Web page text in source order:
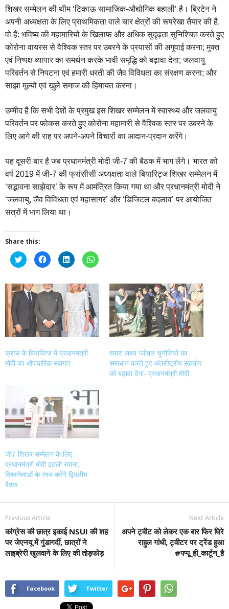
शिखर सम्मेलन की थीम ‘टिकाऊ सामाजिक-औद्योगिक बहाली’ है। ब्रिटेन ने
अपनी अध्यक्षता के लिए प्राथमिकता वाले चार क्षेत्रों की रूपरेखा तैयार की है,
वो हैं: भविष्य की महामारियों के खिलाफ और अधिक सुदृढ़ता सुनिश्चित करते हुए
कोरोना वायरस से वैश्विक स्‍तर पर उबरने के प्रयासों की अगुवाई करना; मुक्त
एवं निष्पक्ष व्यापार का समर्थन करके भावी समृद्धि को बढ़ावा देना; जलवायु
परिवर्तन से निपटना एवं हमारी धरती की जैव विविधता का संरक्षण करना; और
साझा मूल्यों एवं खुले समाज की हिमायत करना।
उम्मीद है कि सभी देशों के प्रमुख इस शिखर सम्मेलन में स्वास्थ्य और जलवायु
परिवर्तन पर फोकस करते हुए कोरोना महामारी से वैश्विक स्‍तर पर उबरने के
लिए आगे की राह पर अपने-अपने विचारों का आदान-प्रदान करेंगे।
यह दूसरी बार है जब प्रधानमंत्री मोदी जी-7 की बैठक में भाग लेंगे। भारत को
वर्ष 2019 में जी-7 की फ्रांसीसी अध्‍यक्षता वाले बियारिट्ज शिखर सम्मेलन में
‘सद्भावना साझेदार’ के रूप में आमंत्रित किया गया था और प्रधानमंत्री मोदी ने
‘जलवायु, जैव विविधता एवं महासागर’ और ‘डिजिटल बदलाव’ पर आयोजित
सत्रों में भाग लिया था।
Share this:
Click
to
share
Twitter
(Opens
in
new
window)
Click
to
share
Facebook
(Opens
in
new
window)
Click
to
share
LinkedIn
(Opens
in
new
window)
Click
to
WhatsApp
(Opens
window)
फ्रांस के बियारित्‍ज में प्रधानमंत्री
मोदी का औपचारिक स्वागत
हमारा लक्ष्य ग्लोबल चुनौतियों का
समाधान करते हुए अंतर्राष्ट्रीय सहयोग
को बढ़ावा देना- प्रधानमंत्री मोदी
जी7 शिखर सम्मेलन के लिए
प्रधानमंत्री मोदी इटली रवाना,
विश्वनेताओं के साथ करेंगे द्विपक्षीय
बैठक
Previous Article
कांग्रेस की छात्र इकाई NSUI की शह
पर जेएनयू में गुंडागर्दी, छात्रों ने
लाइब्रेरी खुलवाने के लिए की तोड़फोड़
Next Article
अपने ट्वीट को लेकर एक बार फिर घिरे
राहुल गांधी, ट्वीटर पर ट्रेंड हुआ
#पप्पू_ही_कार्टून_है
Facebook Twitter